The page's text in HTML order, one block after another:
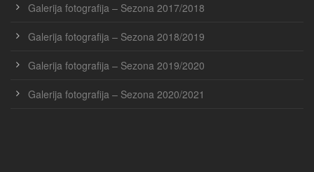
Galerija fotografija – Sezona 2017/2018
Galerija fotografija – Sezona 2018/2019
Galerija fotografija – Sezona 2019/2020
Galerija fotografija – Sezona 2020/2021